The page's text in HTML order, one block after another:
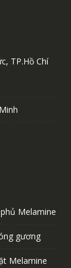
TP.Hồ Chí
Melamine
gương
Melamine